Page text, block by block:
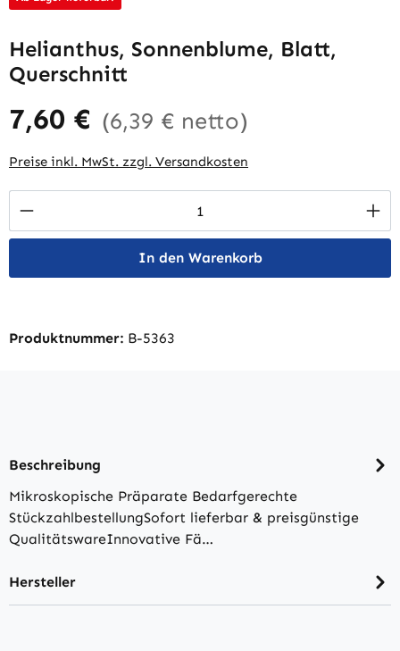
Helianthus, Sonnenblume, Blatt,
Querschnitt
7,60 € (6,39 € netto)
Preise inkl. MwSt. zzgl. Versandkosten
Produkt Anzahl: Gib den gewünschten
In den Warenkorb
Produktnummer: B-5363
Beschreibung
Mikroskopische Präparate Bedarfgerechte
StückzahlbestellungSofort lieferbar & preisgünstige
QualitätswareInnovative Fä…
Hersteller